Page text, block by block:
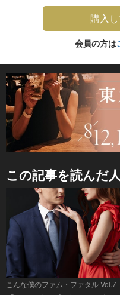
購入
会員の方は
この記事を読んだ
こんな僕のファム・ファタル Vol.7